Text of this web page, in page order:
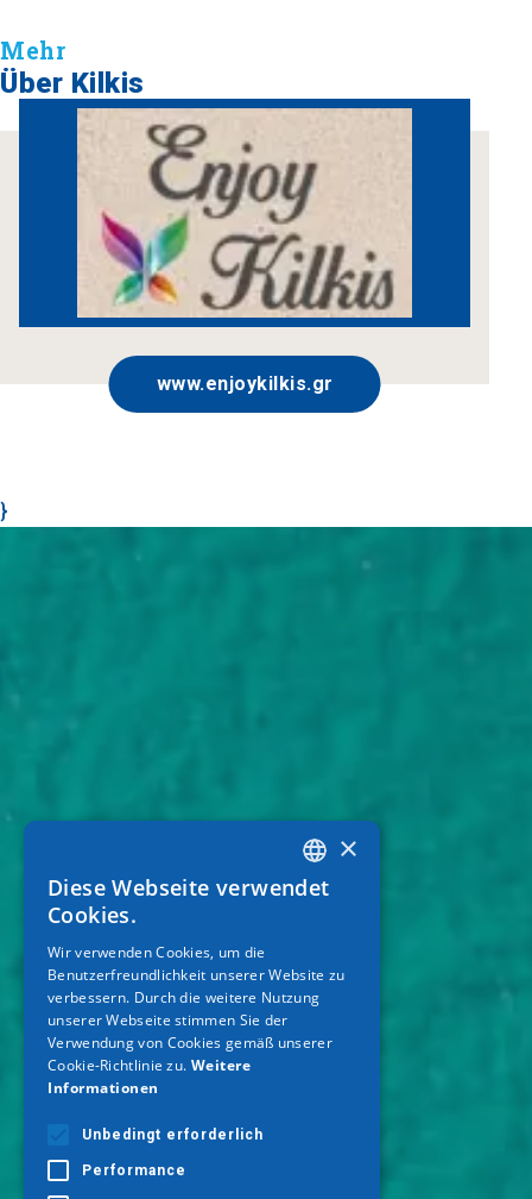
Mehr
Über Kilkis
www.enjoykilkis.gr
}
GREEK
GERMAN
×
Diese Webseite verwendet
Cookies.
Wir verwenden Cookies, um die
Benutzerfreundlichkeit unserer Website zu
verbessern. Durch die weitere Nutzung
unserer Webseite stimmen Sie der
Verwendung von Cookies gemäß unserer
Cookie-Richtlinie zu. Weitere
Informationen
Unbedingt erforderlich
Performance